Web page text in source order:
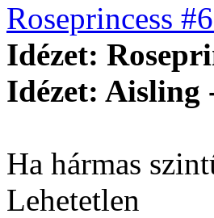
Roseprincess
Idézet:
Idézet: Aisling
Ha hármas
Lehetetlen